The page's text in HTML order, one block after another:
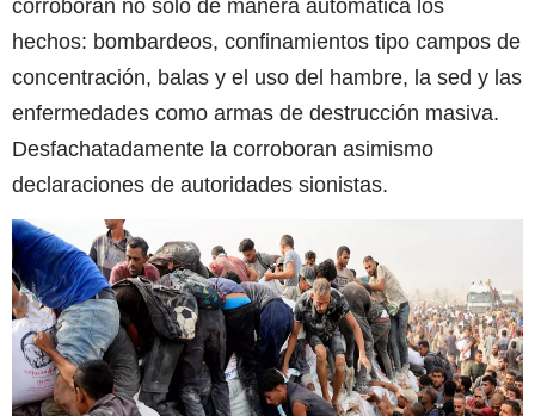
corroboran no solo de manera automática los
hechos: bombardeos, confinamientos tipo campos de
concentración, balas y el uso del hambre, la sed y las
enfermedades como armas de destrucción masiva.
Desfachatadamente la corroboran asimismo
declaraciones de autoridades sionistas.